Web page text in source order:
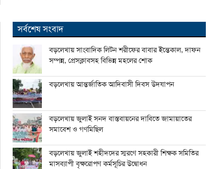
সর্বশেষ সংবাদ
বড়লেখায় সাংবাদিক লিটন শরীফের বাবার ইন্তেকাল, দাফন
সম্পন্ন, প্রেসক্লাবসহ বিভিন্ন মহলের শোক
বড়লেখায় আন্তর্জাতিক আদিবাসী দিবস উদযাপন
বড়লেখায় জুলাই সনদ বাস্তবায়নের দাবিতে জামায়াতের
সমাবেশ ও গণমিছিল
বড়লেখায় জুলাই শহীদদের স্মরণে সহকারী শিক্ষক সমিতির
মাসব্যাপী বৃক্ষরোপণ কর্মসূচির উদ্বোধন